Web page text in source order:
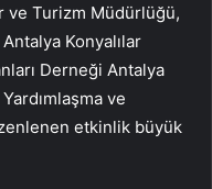
ve Turizm Müdürlüğü,
Konyalılar
Derneği Antalya
ve
etkinlik büyük